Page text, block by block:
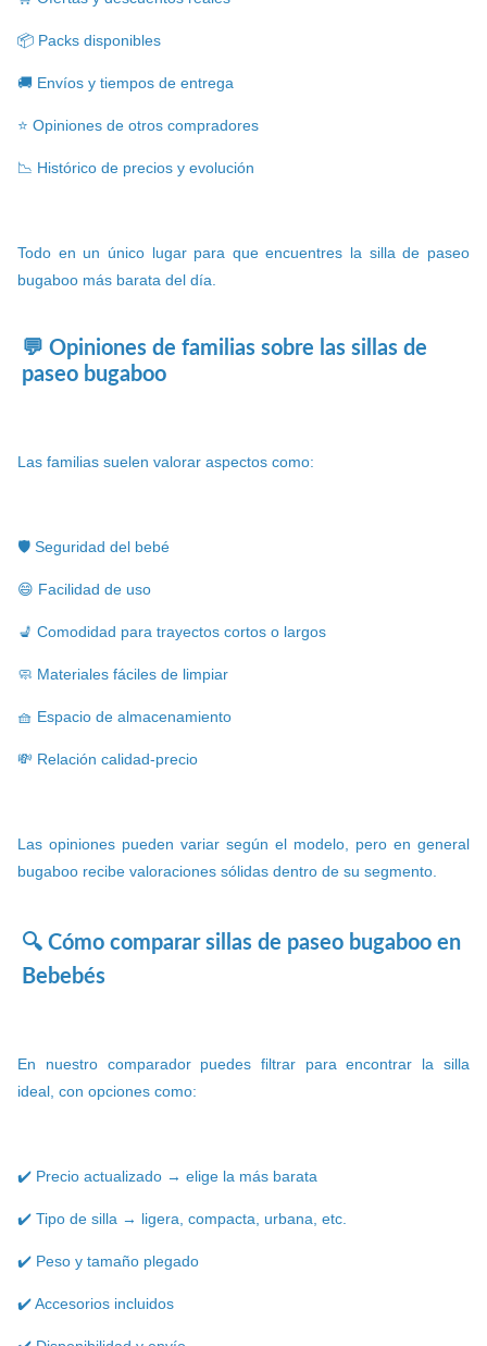
📦 Packs disponibles
🚚 Envíos y tiempos de entrega
⭐ Opiniones de otros compradores
📉 Histórico de precios y evolución
Todo en un único lugar para que encuentres la silla de paseo
bugaboo más barata del día.
💬 Opiniones de familias sobre las sillas de
paseo bugaboo
Las familias suelen valorar aspectos como:
🛡️ Seguridad del bebé
😄 Facilidad de uso
💺 Comodidad para trayectos cortos o largos
🧼 Materiales fáciles de limpiar
🧺 Espacio de almacenamiento
💸 Relación calidad-precio
Las opiniones pueden variar según el modelo, pero en general
bugaboo recibe valoraciones sólidas dentro de su segmento.
🔍 Cómo comparar sillas de paseo bugaboo en
Bebebés
En nuestro comparador puedes filtrar para encontrar la silla
ideal, con opciones como:
✔️ Precio actualizado → elige la más barata
✔️ Tipo de silla → ligera, compacta, urbana, etc.
✔️ Peso y tamaño plegado
✔️ Accesorios incluidos